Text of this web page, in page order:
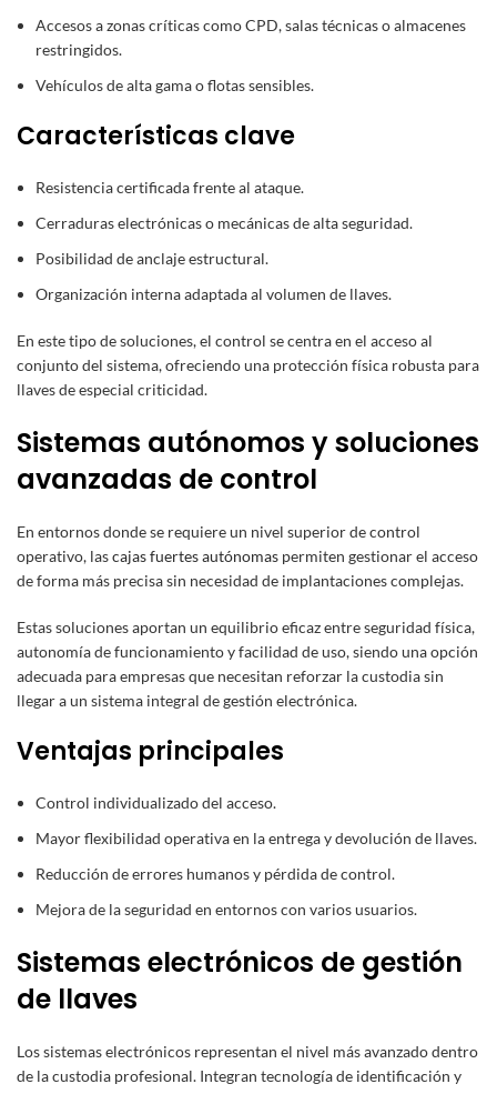
Accesos a zonas críticas como CPD, salas técnicas o almacenes
restringidos.
Vehículos de alta gama o flotas sensibles.
Características clave
Resistencia certificada frente al ataque.
Cerraduras electrónicas o mecánicas de alta seguridad.
Posibilidad de anclaje estructural.
Organización interna adaptada al volumen de llaves.
En este tipo de soluciones, el control se centra en el acceso al
conjunto del sistema, ofreciendo una protección física robusta para
llaves de especial criticidad.
Sistemas autónomos y soluciones
avanzadas de control
En entornos donde se requiere un nivel superior de control
operativo, lascajas fuertes autónomas permiten gestionar el acceso
de forma más precisa sin necesidad de implantaciones complejas.
Estas soluciones aportan un equilibrio eficaz entre seguridad física,
autonomía de funcionamiento y facilidad de uso, siendo una opción
adecuada para empresas que necesitan reforzar la custodia sin
llegar a un sistema integral de gestión electrónica.
Ventajas principales
Control individualizado del acceso.
Mayor flexibilidad operativa en la entrega y devolución de llaves.
Reducción de errores humanos y pérdida de control.
Mejora de la seguridad en entornos con varios usuarios.
Sistemas electrónicos de gestión
de llaves
Los sistemas electrónicos representan el nivel más avanzado dentro
de la custodia profesional. Integran tecnología de identificación y